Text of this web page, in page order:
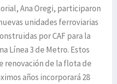
Ana Oregi, participaron
unidades ferroviarias
por CAF para la
Línea 3 de Metro. Estos
renovación de la flota de
años incorporará 28